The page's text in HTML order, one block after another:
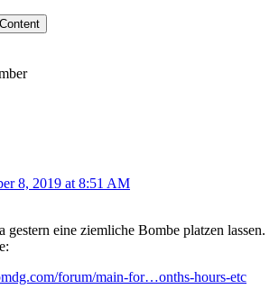
8, 2019 at 8:51 AM
gestern eine ziemliche Bombe platzen lassen.
forum/main-for…onths-hours-etc